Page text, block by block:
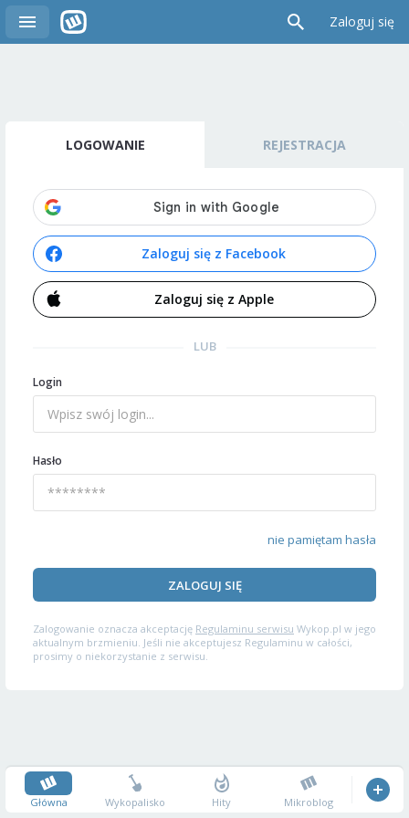
Zaloguj się
LOGOWANIE REJESTRACJA
Zaloguj się z Facebook
Zaloguj się z Apple
LUB
Login
Hasło
nie pamiętam hasła
ZALOGUJ SIĘ
Zalogowanie oznacza akceptację Regulaminu serwisu Wykop.pl w jego
aktualnym brzmieniu. Jeśli nie akceptujesz Regulaminu w całości,
prosimy o niekorzystanie z serwisu.
Główna Wykopalisko Hity Mikroblog